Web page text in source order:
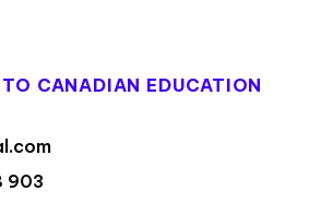
CANADIAN EDUCATION
903